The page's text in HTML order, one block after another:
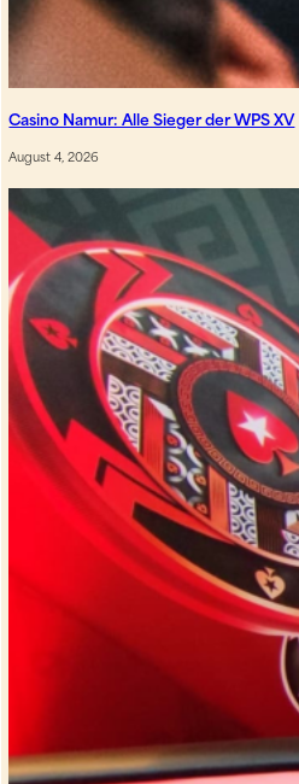
Casino Namur: Alle Sieger der WPS XV
August 4, 2026